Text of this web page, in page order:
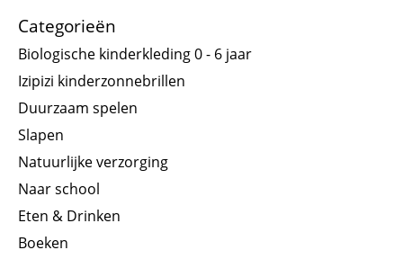
Categorieën
Biologische kinderkleding 0 - 6 jaar
Izipizi kinderzonnebrillen
Duurzaam spelen
Slapen
Natuurlijke verzorging
Naar school
Eten & Drinken
Boeken